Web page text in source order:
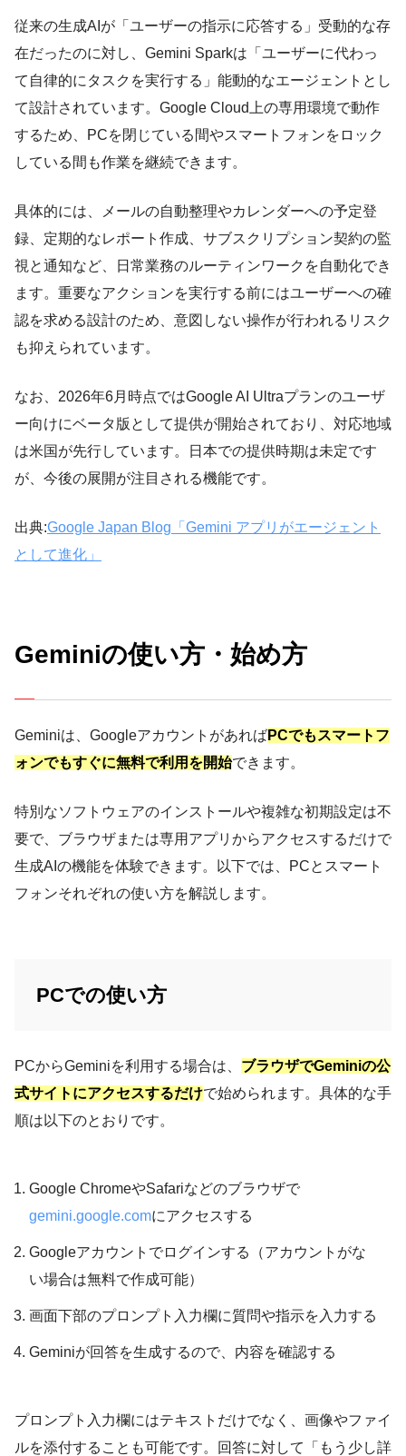
従来の生成AIが「ユーザーの指示に応答する」受動的な存
在だったのに対し、Gemini Sparkは「ユーザーに代わっ
て自律的にタスクを実行する」能動的なエージェントとし
て設計されています。Google Cloud上の専用環境で動作
するため、PCを閉じている間やスマートフォンをロック
している間も作業を継続できます。
具体的には、メールの自動整理やカレンダーへの予定登
録、定期的なレポート作成、サブスクリプション契約の監
視と通知など、日常業務のルーティンワークを自動化でき
ます。重要なアクションを実行する前にはユーザーへの確
認を求める設計のため、意図しない操作が行われるリスク
も抑えられています。
なお、2026年6月時点ではGoogle AI Ultraプランのユーザ
ー向けにベータ版として提供が開始されており、対応地域
は米国が先行しています。日本での提供時期は未定です
が、今後の展開が注目される機能です。
出典:Google Japan Blog「Gemini アプリがエージェント
として進化」
Geminiの使い方・始め方
Geminiは、GoogleアカウントがあればPCでもスマートフ
ォンでもすぐに無料で利用を開始できます。
特別なソフトウェアのインストールや複雑な初期設定は不
要で、ブラウザまたは専用アプリからアクセスするだけで
生成AIの機能を体験できます。以下では、PCとスマート
フォンそれぞれの使い方を解説します。
PCでの使い方
PCからGeminiを利用する場合は、 ブラウザでGeminiの公
式サイトにアクセスするだけで始められます。具体的な手
順は以下のとおりです。
Google ChromeやSafariなどのブラウザで
gemini.google.comにアクセスする
Googleアカウントでログインする（アカウントがな
い場合は無料で作成可能）
画面下部のプロンプト入力欄に質問や指示を入力する
Geminiが回答を生成するので、内容を確認する
プロンプト入力欄にはテキストだけでなく、画像やファイ
ルを添付することも可能です。回答に対して「もう少し詳